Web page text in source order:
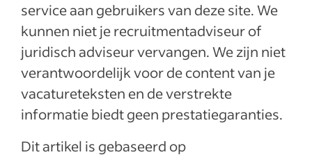
service aan gebruikers van deze site. We
kunnen niet je recruitmentadviseur of
juridisch adviseur vervangen. We zijn niet
verantwoordelijk voor de content van je
vacatureteksten en de verstrekte
informatie biedt geen prestatiegaranties.
Dit artikel is gebaseerd op